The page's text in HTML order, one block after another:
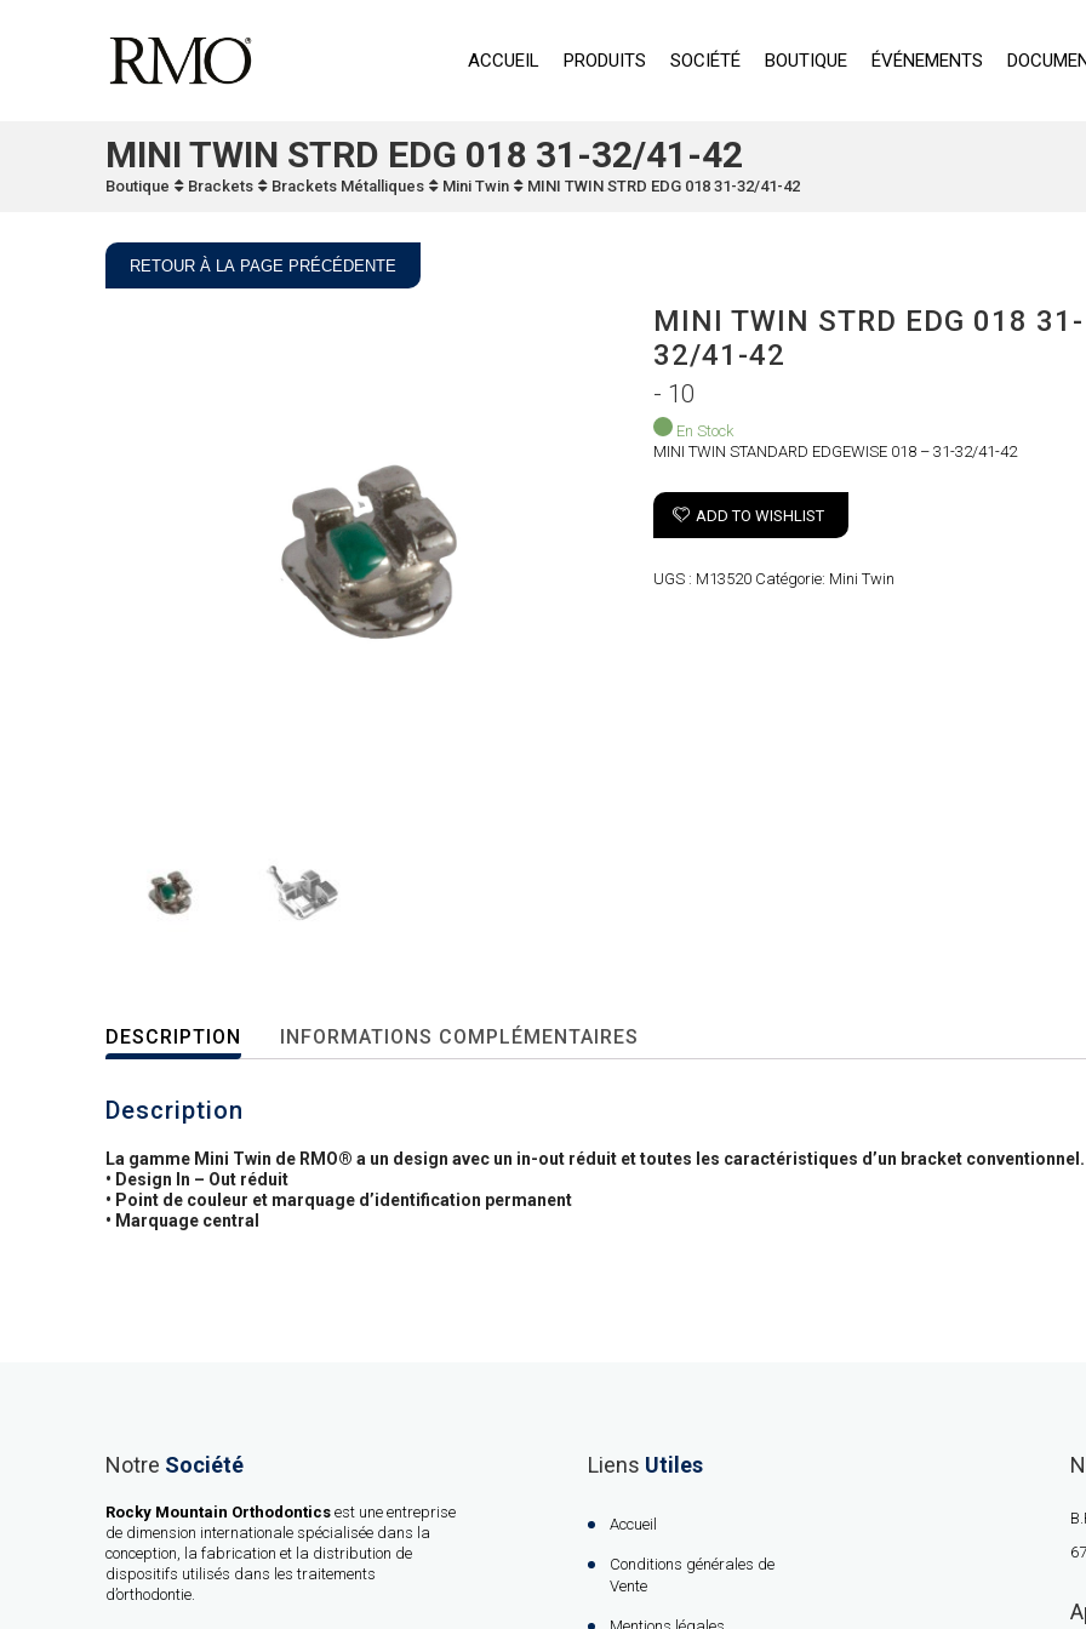
ACCUEIL PRODUITS SOCIÉTÉ BOUTIQUE ÉVÉNEMENTS
MINI TWIN STRD EDG 018 31-32/41-42
Boutique Brackets Brackets Métalliques Mini Twin MINI TWIN STRD EDG 018 31-32/41-42
RETOUR À LA PAGE PRÉCÉDENTE
MINI TWIN STRD EDG 018 31-
32/41-42
- 10
En Stock
MINI TWIN STANDARD EDGEWISE 018 – 31-32/41-42
ADD TO WISHLIST
UGS : M13520 Catégorie: Mini Twin
DESCRIPTION INFORMATIONS COMPLÉMENTAIRES
Description
La gamme Mini Twin de RMO® a un design avec un in-out réduit et toutes les caractéristiques d’un bracket conventionnel.
• Design In – Out réduit
• Point de couleur et marquage d’identification permanent
• Marquage central
Notre Société
Rocky Mountain Orthodontics est une entreprise
de dimension internationale spécialisée dans la
conception, la fabrication et la distribution de
dispositifs utilisés dans les traitements
d’orthodontie.
Liens Utiles
Accueil
Conditions générales de
Vente